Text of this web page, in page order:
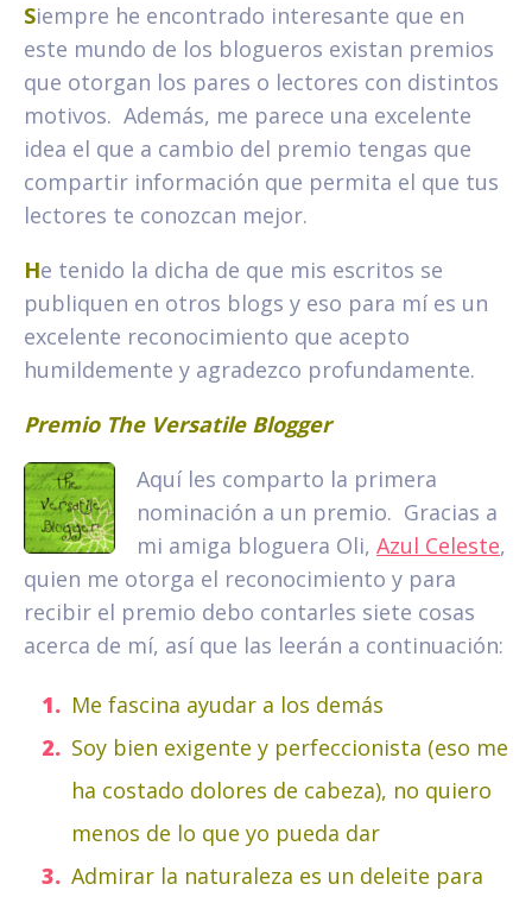
Siempre he encontrado interesante que en
este mundo de los blogueros existan premios
que otorgan los pares o lectores con distintos
motivos. Además, me parece una excelente
idea el que a cambio del premio tengas que
compartir información que permita el que tus
lectores te conozcan mejor.
He tenido la dicha de que mis escritos se
publiquen en otros blogs y eso para mí es un
excelente reconocimiento que acepto
humildemente y agradezco profundamente.
Premio The Versatile Blogger
Aquí les comparto la primera
nominación a un premio. Gracias a
mi amiga bloguera Oli, Azul Celeste,
quien me otorga el reconocimiento y para
recibir el premio debo contarles siete cosas
acerca de mí, así que las leerán a continuación:
Me fascina ayudar a los demás
Soy bien exigente y perfeccionista (eso me
ha costado dolores de cabeza), no quiero
menos de lo que yo pueda dar
Admirar la naturaleza es un deleite para